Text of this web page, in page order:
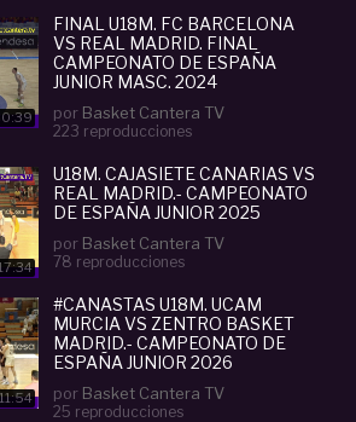
FINAL U18M. FC BARCELONA
VS REAL MADRID. FINAL
CAMPEONATO DE ESPAÑA
JUNIOR MASC. 2024
por Basket Cantera TV
223 reproducciones
U18M. CAJASIETE CANARIAS VS
REAL MADRID.- CAMPEONATO
DE ESPAÑA JUNIOR 2025
por Basket Cantera TV
78 reproducciones
11:54
#CANASTAS U18M. UCAM
MURCIA VS ZENTRO BASKET
MADRID.- CAMPEONATO DE
ESPAÑA JUNIOR 2026
por Basket Cantera TV
25 reproducciones